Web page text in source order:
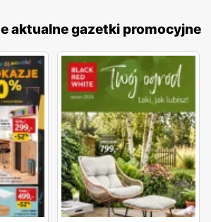
aktualne gazetki promocyjne